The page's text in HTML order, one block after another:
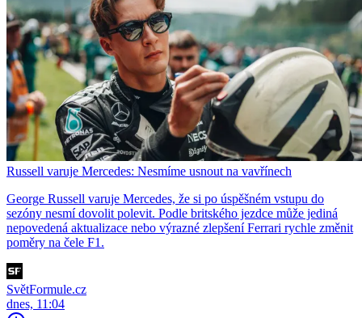
Russell varuje Mercedes: Nesmíme usnout na vavřínech
George Russell varuje Mercedes, že si po úspěšném vstupu do
sezóny nesmí dovolit polevit. Podle britského jezdce může jediná
nepovedená aktualizace nebo výrazné zlepšení Ferrari rychle změnit
poměry na čele F1.
SvětFormule.cz
dnes, 11:04